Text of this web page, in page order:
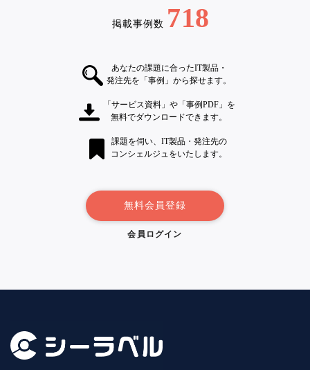
掲載事例数 718
あなたの課題に合ったIT製品・
発注先を「事例」から探せます。
「サービス資料」や「事例PDF」を
無料でダウンロードできます。
課題を伺い、IT製品・発注先の
コンシェルジュをいたします。
無料会員登録
会員ログイン